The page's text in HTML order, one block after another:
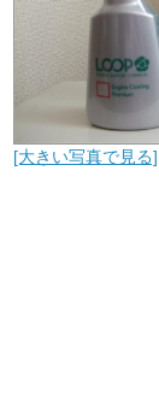
[大きい写真で見る]